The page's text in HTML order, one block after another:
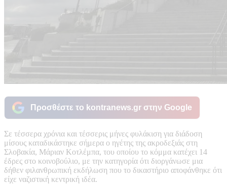
Προσθέστε το kontranews.gr στην Google
Σε τέσσερα χρόνια και τέσσερις μήνες φυλάκιση για διάδοση
μίσους καταδικάστηκε σήμερα ο ηγέτης της ακροδεξιάς στη
Σλοβακία, Μάριαν Κοτλέμπα, του οποίου το κόμμα κατέχει 14
έδρες στο κοινοβούλιο, με την κατηγορία ότι διοργάνωσε μια
δήθεν φιλανθρωπική εκδήλωση που το δικαστήριο αποφάνθηκε ότι
είχε ναζιστική κεντρική ιδέα.